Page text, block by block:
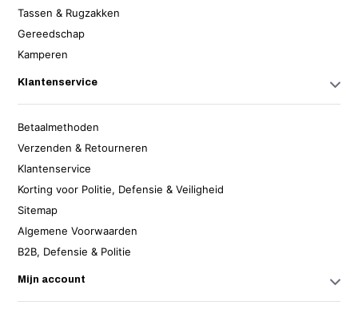
Tassen & Rugzakken
Gereedschap
Kamperen
Klantenservice
Betaalmethoden
Verzenden & Retourneren
Klantenservice
Korting voor Politie, Defensie & Veiligheid
Sitemap
Algemene Voorwaarden
B2B, Defensie & Politie
Mijn account